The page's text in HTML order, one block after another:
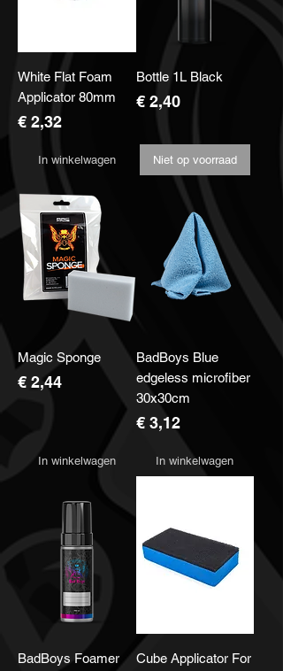
White Flat Foam
Applicator 80mm
Prijs
€ 2,32
In winkelwagen
Bottle 1L Black
Prijs
€ 2,40
Niet op voorraad
Magic Sponge
Prijs
€ 2,44
In winkelwagen
BadBoys Blue
edgeless microfiber
30x30cm
Prijs
€ 3,12
In winkelwagen
BadBoys Foamer
Cube Applicator For